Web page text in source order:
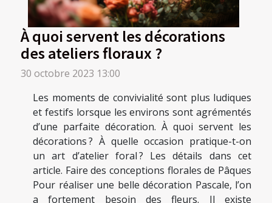
À quoi servent les décorations
des ateliers floraux ?
30 octobre 2023 13:00
Les moments de convivialité sont plus ludiques
et festifs lorsque les environs sont agrémentés
d’une parfaite décoration. À quoi servent les
décorations ? À quelle occasion pratique-t-on
un art d’atelier foral ? Les détails dans cet
article. Faire des conceptions florales de Pâques
Pour réaliser une belle décoration Pascale, l’on
a fortement besoin des fleurs. Il existe